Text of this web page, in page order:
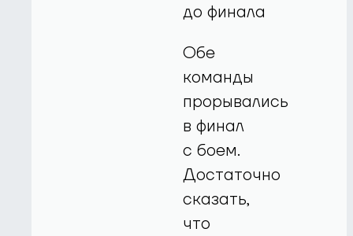
до финала
Обе
команды
прорывались
в финал
с боем.
Достаточно
сказать,
что